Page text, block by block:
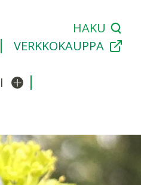
HAKU
VERKKOKAUPPA
Avaa/sulje alavalikko